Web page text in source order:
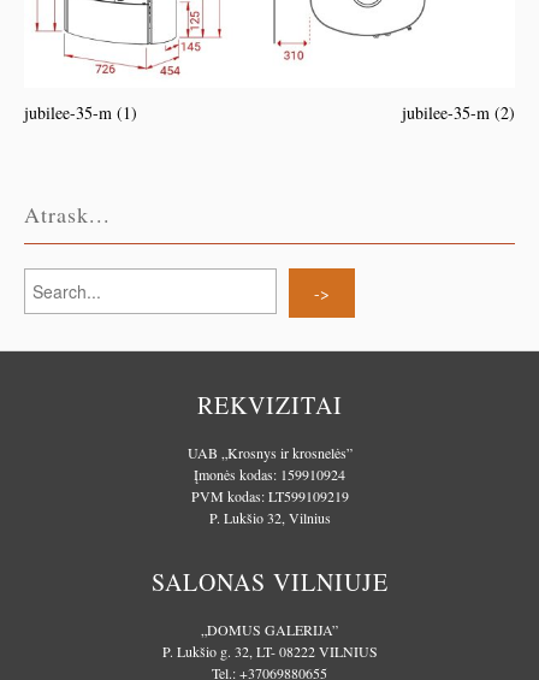
jubilee-35-m (1) jubilee-35-m (2)
Atrask...
REKVIZITAI
UAB „Krosnys ir krosnelės”
Įmonės kodas: 159910924
PVM kodas: LT599109219
P. Lukšio 32, Vilnius
SALONAS VILNIUJE
„DOMUS GALERIJA”
P. Lukšio g. 32, LT- 08222 VILNIUS
Tel.:+37069880655